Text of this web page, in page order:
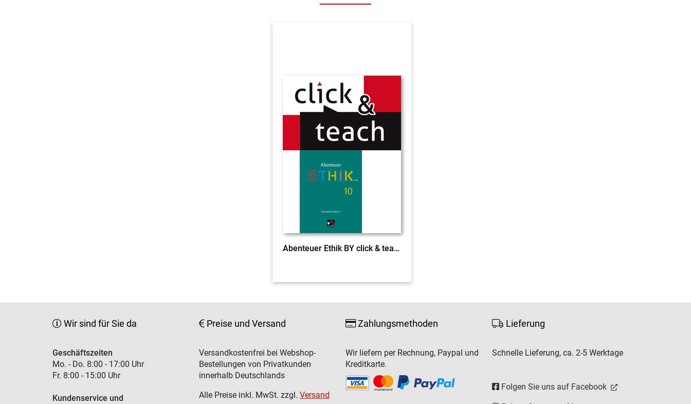
Abenteuer Ethik BY click & teach 10 EL
Wir sind für Sie da
Geschäftszeiten
Mo. - Do. 8:00 - 17:00 Uhr
Fr. 8:00 - 15:00 Uhr
Kundenservice und
Preise und Versand
Versandkostenfrei bei Webshop-
Bestellungen von Privatkunden
innerhalb Deutschlands
Alle Preise inkl. MwSt. zzgl. Versand
Zahlungsmethoden
Wir liefern per Rechnung, Paypal und
Kreditkarte.
Lieferung
Schnelle Lieferung, ca. 2-5 Werktage
Folgen Sie uns auf Facebook